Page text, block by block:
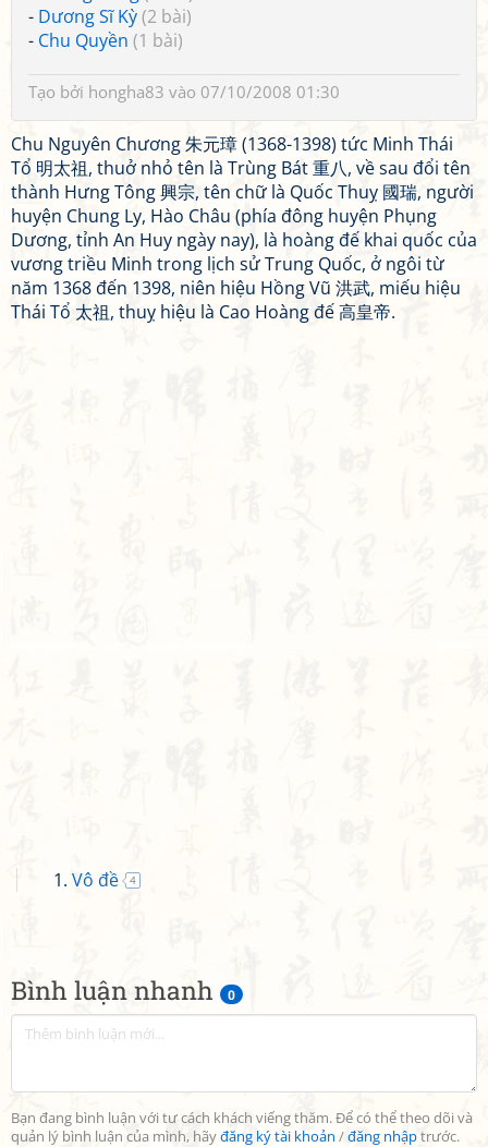
Bình luận nhanh 0
Bạn đang bình luận với tư cách khách viếng thăm. Để có thể theo dõi và
quản lý bình luận của mình, hãyđăng ký tài khoản /đăng nhậptrước.
- Dương Sĩ Kỳ(2 bài)
- Chu Quyền (1 bài)
Tạo bởi hongha83 vào 07/10/2008 01:30
Chu Nguyên Chương 朱元璋 (1368-1398) tức Minh Thái
Tổ 明太祖, thuở nhỏ tên là Trùng Bát 重八, về sau đổi tên
thành Hưng Tông 興宗, tên chữ là Quốc Thuỵ 國瑞, người
huyện Chung Ly, Hào Châu (phía đông huyện Phụng
Dương, tỉnh An Huy ngày nay), là hoàng đế khai quốc của
vương triều Minh trong lịch sử Trung Quốc, ở ngôi từ
năm 1368 đến 1398, niên hiệu Hồng Vũ 洪武, miếu hiệu
Thái Tổ 太祖, thuỵ hiệu là Cao Hoàng đế 高皇帝.
Vô đề 4